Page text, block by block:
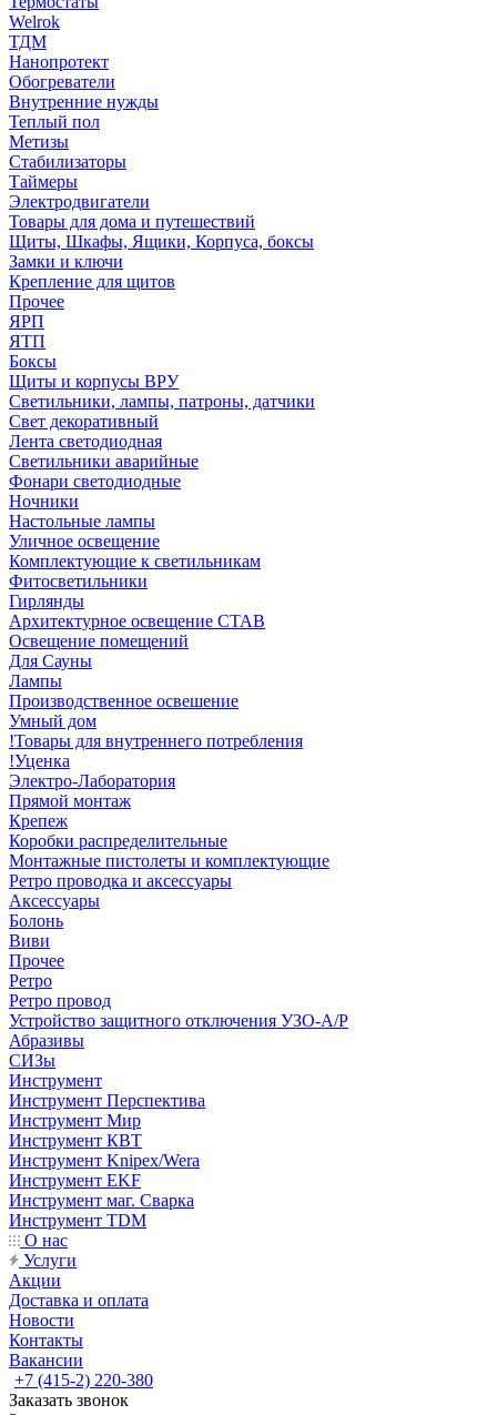
Welrok
ТДМ
Нанопротект
Обогреватели
Внутренние нужды
Теплый пол
Метизы
Стабилизаторы
Таймеры
Электродвигатели
Товары для дома и путешествий
Щиты, Шкафы, Ящики, Корпуса, боксы
Замки и ключи
Крепление для щитов
Прочее
ЯРП
ЯТП
Боксы
Щиты и корпусы ВРУ
Светильники, лампы, патроны, датчики
Свет декоративный
Лента светодиодная
Светильники аварийные
Фонари светодиодные
Ночники
Настольные лампы
Уличное освещение
Комплектующие к светильникам
Фитосветильники
Гирлянды
Архитектурное освещение СТАВ
Освещение помещений
Для Сауны
Лампы
Производственное освешение
Умный дом
!Товары для внутреннего потребления
!Уценка
Электро-Лаборатория
Прямой монтаж
Крепеж
Коробки распределительные
Монтажные пистолеты и комплектующие
Ретро проводка и аксессуары
Аксессуары
Болонь
Виви
Прочее
Ретро
Ретро провод
Устройство защитного отключения УЗО-А/Р
Абразивы
СИЗы
Инструмент
Инструмент Перспектива
Инструмент Мир
Инструмент КВТ
Инструмент Knipex/Wera
Инструмент EKF
Инструмент маг. Сварка
Инструмент TDM
О нас
Услуги
Акции
Доставка и оплата
Новости
Контакты
Вакансии
+7 (415-2) 220-380
Заказать звонок